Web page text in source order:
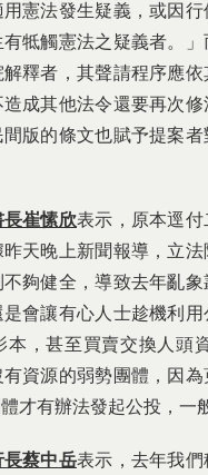
憲法發生疑義，或因
牴觸憲法之疑義者。
釋者，其聲請程序應
成其他法令還要再次
版的條文也賦予提案
崔愫欣表示，原本逕
天晚上新聞報導，立
夠健全，導致去年亂
會讓有心人士趁機利
本，甚至買賣交換人頭
資源的弱勢團體，因
才有辦法發起公投，一
蔡中岳表示，去年我